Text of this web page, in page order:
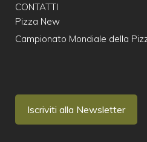
CONTATTI
Pizza New
Campionato Mondiale della
Iscriviti alla Newsletter